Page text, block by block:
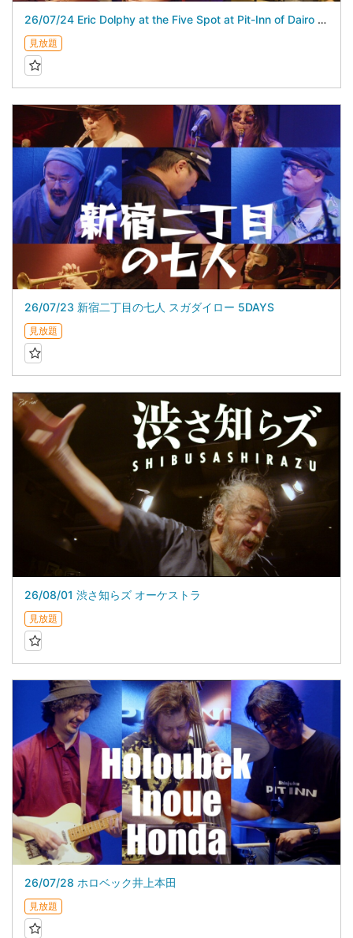
26/07/24 Eric Dolphy at the Five Spot at Pit-Inn of Dairo Suga スガダイロー 5DAYS
見放題
26/07/23 新宿二丁目の七人 スガダイロー 5DAYS
見放題
26/08/01 渋さ知らズ オーケストラ
見放題
26/07/28 ホロベック井上本田
見放題